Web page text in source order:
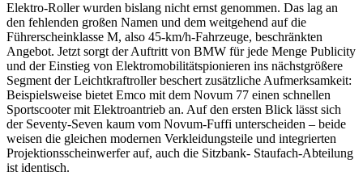
Elektro-Roller wurden bislang nicht ernst genommen. Das lag an
den fehlenden großen Namen und dem weitgehend auf die
Führerscheinklasse M, also 45-km/h-Fahrzeuge, beschränkten
Angebot. Jetzt sorgt der Auftritt von BMW für jede Menge Publicity
und der Einstieg von Elektromobilitätspionieren ins nächstgrößere
Segment der Leichtkraftroller beschert zusätzliche Aufmerksamkeit:
Beispielsweise bietet Emco mit dem Novum 77 einen schnellen
Sportscooter mit Elektroantrieb an. Auf den ersten Blick lässt sich
der Seventy-Seven kaum vom Novum-Fuffi unterscheiden – beide
weisen die gleichen modernen Verkleidungsteile und integrierten
Projektionsscheinwerfer auf, auch die Sitzbank- Staufach-Abteilung
ist identisch.